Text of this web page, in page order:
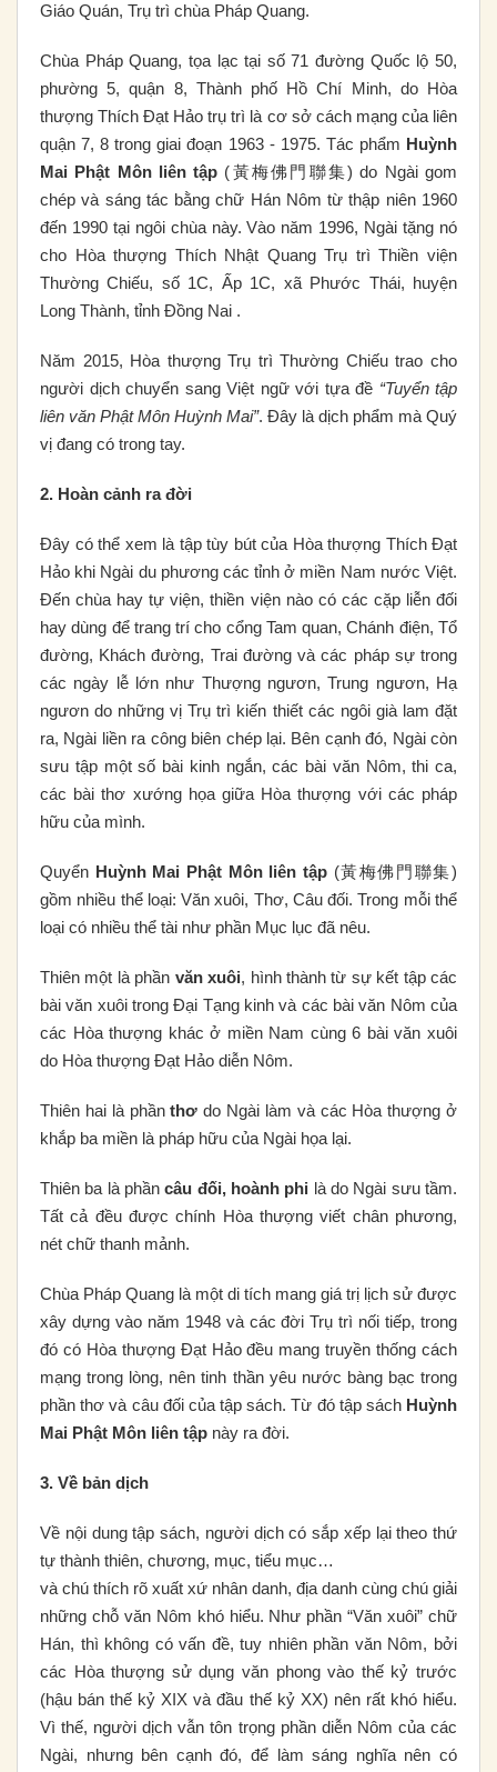
Giáo Quán, Trụ trì chùa Pháp Quang.
Chùa Pháp Quang, tọa lạc tại số 71 đường Quốc lộ 50,
phường 5, quận 8, Thành phố Hồ Chí Minh, do Hòa
thượng Thích Đạt Hảo trụ trì là cơ sở cách mạng của liên
quận 7, 8 trong giai đoạn 1963 - 1975. Tác phẩm Huỳnh
Mai Phật Môn liên tập (黃梅佛門聯集) do Ngài gom
chép và sáng tác bằng chữ Hán Nôm từ thập niên 1960
đến 1990 tại ngôi chùa này. Vào năm 1996, Ngài tặng nó
cho Hòa thượng Thích Nhật Quang Trụ trì Thiền viện
Thường Chiếu, số 1C, Ấp 1C, xã Phước Thái, huyện
Long Thành, tỉnh Đồng Nai .
Năm 2015, Hòa thượng Trụ trì Thường Chiếu trao cho
người dịch chuyển sang Việt ngữ với tựa đề “Tuyển tập
liên văn Phật Môn Huỳnh Mai”. Đây là dịch phẩm mà Quý
vị đang có trong tay.
2. Hoàn cảnh ra đời
Đây có thể xem là tập tùy bút của Hòa thượng Thích Đạt
Hảo khi Ngài du phương các tỉnh ở miền Nam nước Việt.
Đến chùa hay tự viện, thiền viện nào có các cặp liễn đối
hay dùng để trang trí cho cổng Tam quan, Chánh điện, Tổ
đường, Khách đường, Trai đường và các pháp sự trong
các ngày lễ lớn như Thượng ngươn, Trung ngươn, Hạ
ngươn do những vị Trụ trì kiến thiết các ngôi già lam đặt
ra, Ngài liền ra công biên chép lại. Bên cạnh đó, Ngài còn
sưu tập một số bài kinh ngắn, các bài văn Nôm, thi ca,
các bài thơ xướng họa giữa Hòa thượng với các pháp
hữu của mình.
Quyển Huỳnh Mai Phật Môn liên tập(黃梅佛門聯集)
gồm nhiều thể loại: Văn xuôi, Thơ, Câu đối. Trong mỗi thể
loại có nhiều thể tài như phần Mục lục đã nêu.
Thiên một là phần văn xuôi, hình thành từ sự kết tập các
bài văn xuôi trong Đại Tạng kinh và các bài văn Nôm của
các Hòa thượng khác ở miền Nam cùng 6 bài văn xuôi
do Hòa thượng Đạt Hảo diễn Nôm.
Thiên hai là phầnthơ do Ngài làm và các Hòa thượng ở
khắp ba miền là pháp hữu của Ngài họa lại.
Thiên ba là phầncâu đối, hoành phi là do Ngài sưu tầm.
Tất cả đều được chính Hòa thượng viết chân phương,
nét chữ thanh mảnh.
Chùa Pháp Quang là một di tích mang giá trị lịch sử được
xây dựng vào năm 1948 và các đời Trụ trì nối tiếp, trong
đó có Hòa thượng Đạt Hảo đều mang truyền thống cách
mạng trong lòng, nên tinh thần yêu nước bàng bạc trong
phần thơ và câu đối của tập sách. Từ đó tập sách Huỳnh
Mai Phật Môn liên tập này ra đời.
3. Về bản dịch
Về nội dung tập sách, người dịch có sắp xếp lại theo thứ
tự thành thiên, chương, mục, tiểu mục…
và chú thích rõ xuất xứ nhân danh, địa danh cùng chú giải
những chỗ văn Nôm khó hiểu. Như phần “Văn xuôi” chữ
Hán, thì không có vấn đề, tuy nhiên phần văn Nôm, bởi
các Hòa thượng sử dụng văn phong vào thế kỷ trước
(hậu bán thế kỷ XIX và đầu thế kỷ XX) nên rất khó hiểu.
Vì thế, người dịch vẫn tôn trọng phần diễn Nôm của các
Ngài, nhưng bên cạnh đó, để làm sáng nghĩa nên có